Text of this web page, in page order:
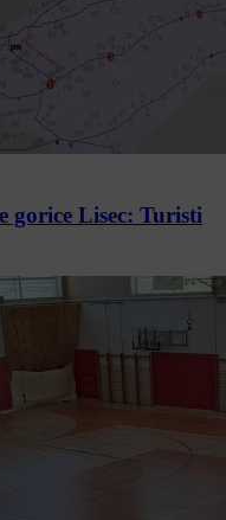
gorice Lisec: Turisti